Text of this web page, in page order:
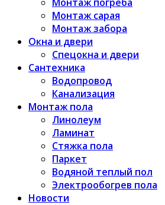
Монтаж сарая
Монтаж забора
Окна и двери
Спецокна и двери
Сантехника
Водопровод
Канализация
Монтаж пола
Линолеум
Ламинат
Стяжка пола
Паркет
Водяной теплый пол
Электрообогрев пола
Новости